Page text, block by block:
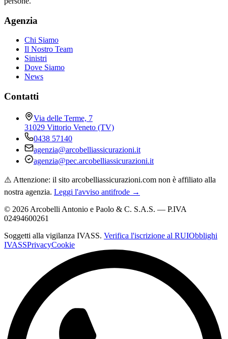
Agenzia
Chi Siamo
Il Nostro Team
Sinistri
Dove Siamo
News
Contatti
Via delle Terme, 7
31029 Vittorio Veneto (TV)
0438 57140
agenzia@arcobelliassicurazioni.it
agenzia@pec.arcobelliassicurazioni.it
⚠️ Attenzione: il sito arcobelliassicurazioni.com non è affiliato alla
nostra agenzia. Leggi l'avviso antifrode →
© 2026 Arcobelli Antonio e Paolo & C. S.A.S. — P.IVA
02494600261
Soggetti alla vigilanza IVASS. Verifica l'iscrizione al RUIObblighi
IVASSPrivacyCookie